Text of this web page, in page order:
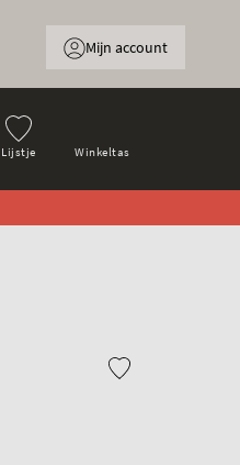
Lijstje Winkeltas
Mijn account